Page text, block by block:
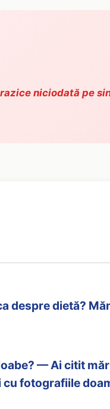
niciodată pe
dietă?
— Ai citit
fotografiile